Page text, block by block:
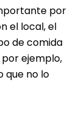
por
el local, el
de comida
por ejemplo,
que no lo